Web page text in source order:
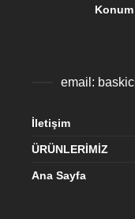
Konum
İletişim
ÜRÜNLERİMİZ
Ana Sayfa